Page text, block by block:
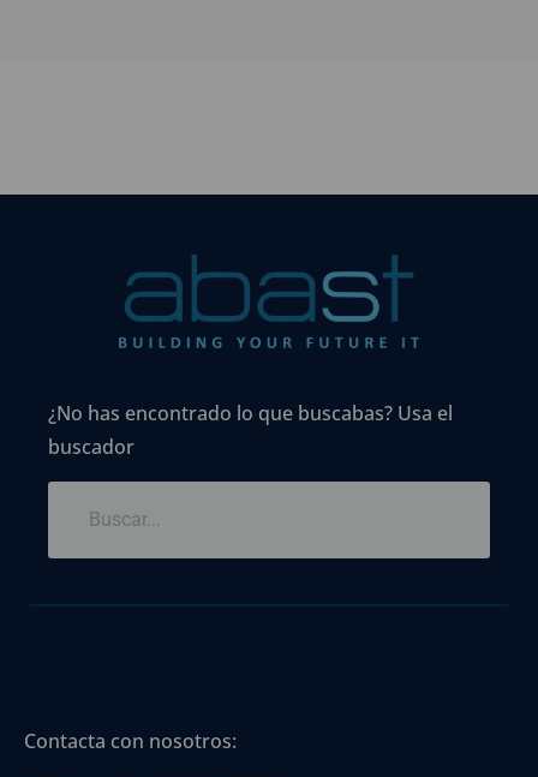
¿No has encontrado lo que buscabas? Usa el
buscador
Contacta con nosotros: